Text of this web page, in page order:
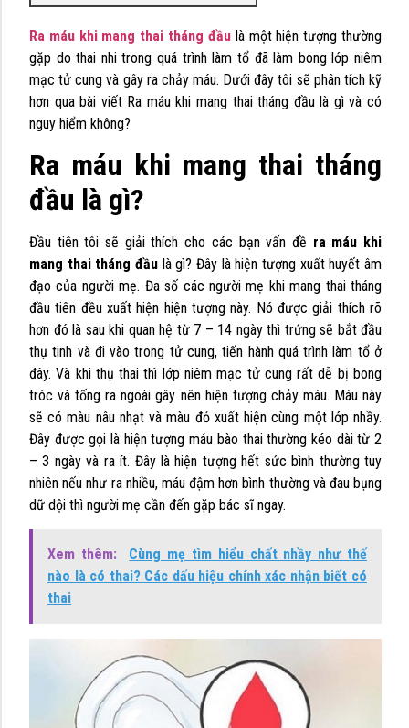
Ra máu khi mang thai tháng đầulà một hiện tượng thường
gặp do thai nhi trong quá trình làm tổ đã làm bong lớp niêm
mạc tử cung và gây ra chảy máu. Dưới đây tôi sẽ phân tích kỹ
hơn qua bài viết Ra máu khi mang thai tháng đầu là gì và có
nguy hiểm không?
Ra máu khi mang thai tháng
đầu là gì?
Đầu tiên tôi sẽ giải thích cho các bạn vấn đề ra máu khi
mang thai tháng đầu là gì? Đây là hiện tượng xuất huyết âm
đạo của người mẹ. Đa số các người mẹ khi mang thai tháng
đầu tiên đều xuất hiện hiện tượng này. Nó được giải thích rõ
hơn đó là sau khi quan hệ từ 7 – 14 ngày thì trứng sẽ bắt đầu
thụ tinh và đi vào trong tử cung, tiến hành quá trình làm tổ ở
đây. Và khi thụ thai thì lớp niêm mạc tử cung rất dễ bị bong
tróc và tống ra ngoài gây nên hiện tượng chảy máu. Máu này
sẽ có màu nâu nhạt và màu đỏ xuất hiện cùng một lớp nhầy.
Đây được gọi là hiện tượng máu bào thai thường kéo dài từ 2
– 3 ngày và ra ít. Đây là hiện tượng hết sức bình thường tuy
nhiên nếu như ra nhiều, máu đậm hơn bình thường và đau bụng
dữ dội thì người mẹ cần đến gặp bác sĩ ngay.
Xem thêm:
Cùng mẹ tìm hiểu chất nhầy như thế
nào là có thai? Các dấu hiệu chính xác nhận biết có
thai